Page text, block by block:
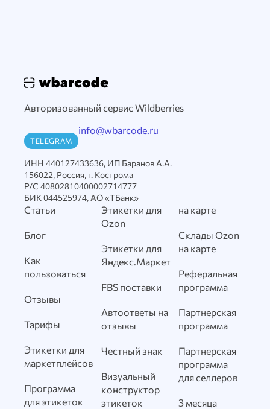
Авторизованный сервис Wildberries
TELEGRAM
info@wbarcode.ru
ИНН 440127433636, ИП Баранов А.А.
156022, Россия, г. Кострома
Р/С 40802810400002714777
БИК 044525974, АО «ТБанк»
Статьи
Блог
Как
пользоваться
Отзывы
Тарифы
Этикетки для
маркетплейсов
Программа
для этикеток
Этикетки для
Ozon
Этикетки для
Яндекс.Маркет
FBS поставки
Автоответы на
отзывы
Честный знак
Визуальный
конструктор
этикеток
на карте
Склады Ozon
на карте
Реферальная
программа
Партнерская
программа
Партнерская
программа
для селлеров
3 месяца